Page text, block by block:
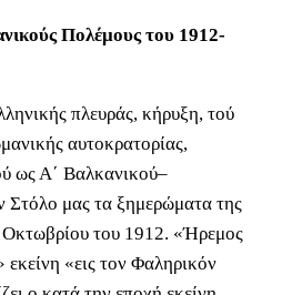
Πολέμους του 1912-
πλευράς, κήρυξη, τού
αυτοκρατορίας,
ως Α΄ Βαλκανικού–
Στόλο μας τα ξημερώματα της
του 1912. «Ήρεμος
εκείνη «εις τον Φαληρικόν